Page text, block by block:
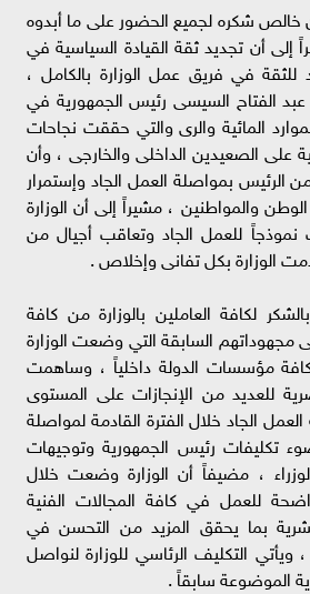
شكره لجميع الحضور على ما أبدوه
إلى أن تجديد ثقة القيادة السياسية في
في فريق عمل الوزارة بالكامل ،
الفتاح السيسى رئيس الجمهورية في
المائية والرى والتي حققت نجاحات
على الصعيدين الداخلى والخارجى ، وأن
الرئيس بمواصلة العمل الجاد وإستمرار
والمواطنين ، مشيراً إلى أن الوزارة
نموذجاً للعمل الجاد وتعاقب أجيال من
الوزارة بكل تفانى وإخلاص .
لكافة العاملين بالوزارة من كافة
مجهوداتهم السابقة التي وضعت الوزارة
مؤسسات الدولة داخلياً ، وساهمت
للعديد من الإنجازات على المستوى
الجاد خلال الفترة القادمة لمواصلة
تكليفات رئيس الجمهورية وتوجيهات
، مضيفاً أن الوزارة وضعت خلال
للعمل في كافة المجالات الفنية
بما يحقق المزيد من التحسن في
ويأتي التكليف الرئاسي للوزارة لنواصل
الموضوعة سابقاً .